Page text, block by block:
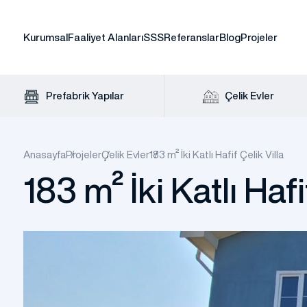
KurumsalFaaliyet AlanlarıSSSReferanslarBlogProjeler
Prefabrik Yapılar Çelik Evler
Prefabrik Ev Fiyatları
Standart Konteyner
Yalıtımlı Çelik Hangar
Anasayfa ProjelerÇelik Evler183 m² İki Katlı Hafif Çelik Villa
183 m² İki Katlı